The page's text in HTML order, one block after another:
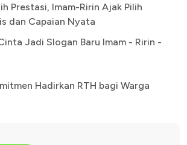
Prestasi, Imam-Ririn Ajak Pilih
dan Capaian Nyata
Jadi Slogan Baru Imam - Ririn -
Hadirkan RTH bagi Warga